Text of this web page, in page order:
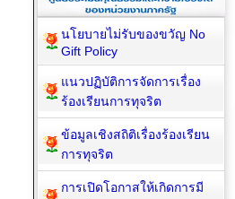
นโยบายไม่รับของขวัญ No
Gift Policy
แนวปฏิบัติการจัดการเรื่อง
ร้องเรียนการทุจริต
ข้อมูลเชิงสถิติเรื่องร้องเรียน
การทุจริต
การเปิดโอกาสให้เกิดการมี